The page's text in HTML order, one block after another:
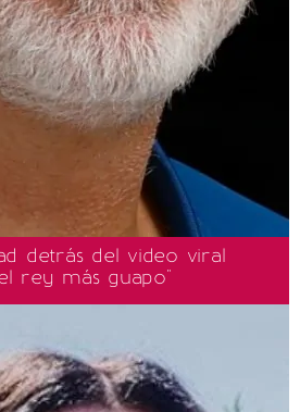
detrás del video viral
rey más guapo"